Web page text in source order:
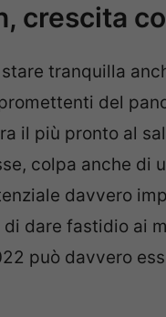
crescita
tranquilla
del
il più pronto al
colpa anche di
davvero
dare fastidio ai
può davvero